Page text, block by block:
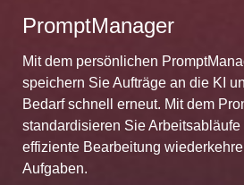
PromptManager
Mit dem persönlichen
speichern Sie Aufträge an die KI
Bedarf schnell erneut. Mit dem
standardisieren Sie
effiziente Bearbeitung
Aufgaben.